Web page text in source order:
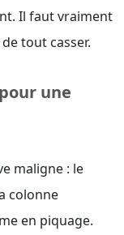
Il faut vraiment
tout casser.
une
maligne : le
colonne
en piquage.